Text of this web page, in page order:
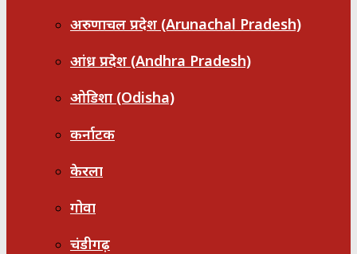
अरुणाचल प्रदेश (Arunachal Pradesh)
आंध्र प्रदेश (Andhra Pradesh)
ओडिशा (Odisha)
कर्नाटक
केरला
गोवा
चंडीगढ़